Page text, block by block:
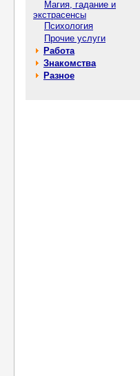
Магия, гадание и
экстрасенсы
Психология
Прочие услуги
Работа
Знакомства
Разное